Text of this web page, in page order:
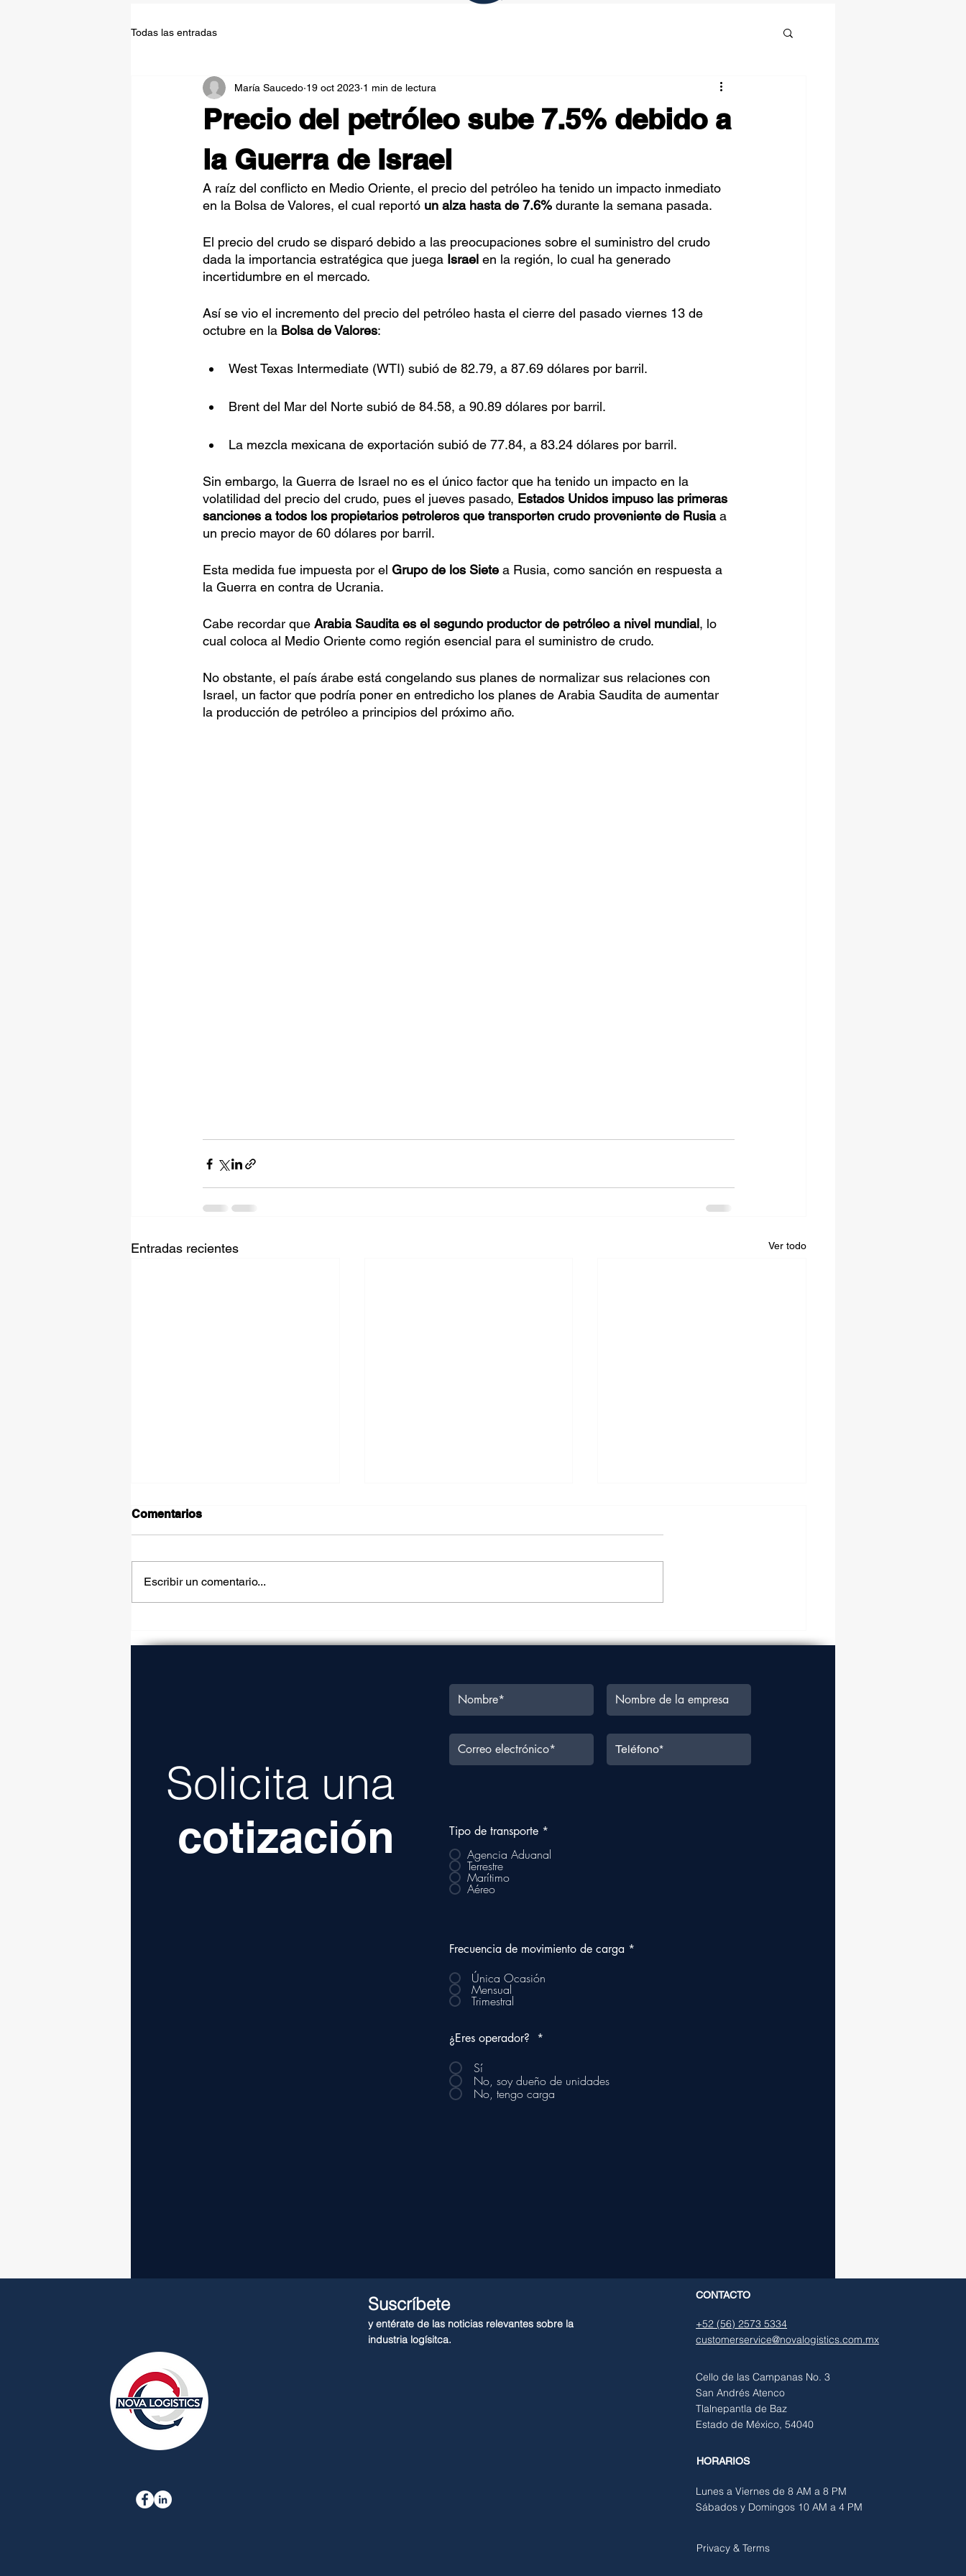
Todas las entradas
Precio del petróleo sube 7.5% debido a
la Guerra de Israel
María Saucedo 19 oct 2023 1 min de lectura
A raíz del conflicto en Medio Oriente, el precio del petróleo ha tenido un impacto inmediato
en la Bolsa de Valores, el cual reportó un alza hasta de 7.6% durante la semana pasada.
El precio del crudo se disparó debido a las preocupaciones sobre el suministro del crudo
dada la importancia estratégica que juega Israel en la región, lo cual ha generado
incertidumbre en el mercado.
Así se vio el incremento del precio del petróleo hasta el cierre del pasado viernes 13 de
octubre en la Bolsa de Valores:
West Texas Intermediate (WTI) subió de 82.79, a 87.69 dólares por barril.
Brent del Mar del Norte subió de 84.58, a 90.89 dólares por barril.
La mezcla mexicana de exportación subió de 77.84, a 83.24 dólares por barril.
Sin embargo, la Guerra de Israel no es el único factor que ha tenido un impacto en la
volatilidad del precio del crudo, pues el jueves pasado, Estados Unidos impuso las primeras
sanciones a todos los propietarios petroleros que transporten crudo proveniente de Rusia a
un precio mayor de 60 dólares por barril.
Esta medida fue impuesta por el Grupo de los Siete a Rusia, como sanción en respuesta a
la Guerra en contra de Ucrania.
Cabe recordar que Arabia Saudita es el segundo productor de petróleo a nivel mundial, lo
cual coloca al Medio Oriente como región esencial para el suministro de crudo.
No obstante, el país árabe está congelando sus planes de normalizar sus relaciones con
Israel, un factor que podría poner en entredicho los planes de Arabia Saudita de aumentar
la producción de petróleo a principios del próximo año.
Entradas recientes Ver todo
Colombia generará más
marítimo en México podría
4.32% en los próximos
Comentarios
Escribir un comentario...
Solicita una
cotización Tipo de transporte *
Agencia Aduanal
Terrestre
Marítimo
Aéreo
Frecuencia de movimiento de carga *
Única Ocasión
Mensual
Trimestral
¿Eres operador? *
Sí
No, soy dueño de unidades
No, tengo carga
Suscríbete
y entérate de las noticias relevantes sobre la
industria logísitca.
CONTACTO
+52 (56) 2573 5334
customerservice@novalogistics.com.mx
Cello de las Campanas No. 3
San Andrés Atenco
Tlalnepantla de Baz
Estado de México, 54040
HORARIOS
Lunes a Viernes de 8 AM a 8 PM
Sábados y Domingos 10 AM a 4 PM
Privacy & Terms